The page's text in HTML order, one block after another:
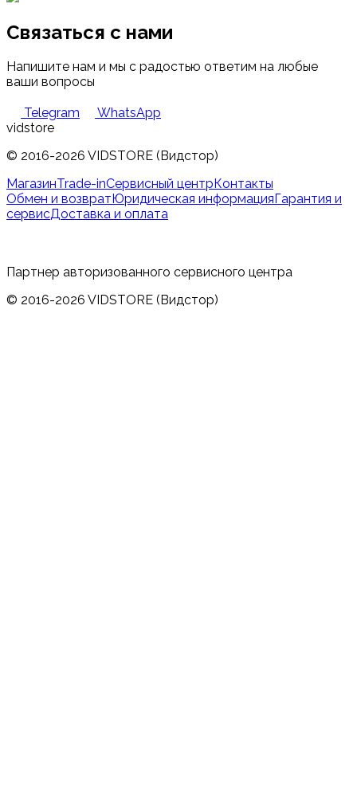
Связаться с нами
Напишите нам и мы с радостью ответим на любые
ваши вопросы
Telegram
WhatsApp
vidstore
© 2016-2026 VIDSTORE (Видстор)
МагазинTrade-inСервисный центр Контакты
Обмен и возврат Юридическая информация Гарантия и
сервисДоставка и оплата
Партнер авторизованного сервисного центра
© 2016-2026 VIDSTORE (Видстор)